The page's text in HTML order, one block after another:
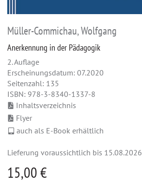
Müller-Commichau, Wolfgang
Anerkennung in der Pädagogik
2. Auflage
Erscheinungsdatum: 07.2020
Seitenzahl: 135
ISBN: 978-3-8340-1337-8
Inhaltsverzeichnis
Flyer
auch als E-Book erhältlich
Lieferung voraussichtlich bis 15.08.2026
15,00 €